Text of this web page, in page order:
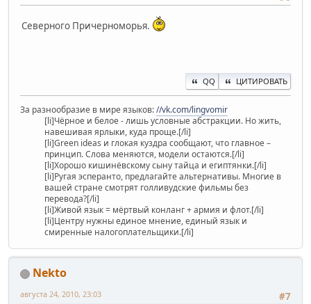
Северного Причерноморья.
QQ ЦИТИРОВАТЬ
За разнообразие в мире языков://vk.com/lingvomir
[li]Чёрное и белое - лишь условные абстракции. Но жить,
навешивая ярлыки, куда проще.[/li]
[li]Green ideas и глокая куздра сообщают, что главное –
принцип. Слова меняются, модели остаются.[/li]
[li]Хорошо кишинёвскому сыну тайца и египтянки.[/li]
[li]Ругая эсперанто, предлагайте альтернативы. Многие в
вашей стране смотрят голливудские фильмы без
перевода?[/li]
[li]Живой язык = мёртвый конланг + армия и флот.[/li]
[li]Центру нужны единое мнение, единый язык и
смиренные налогоплательщики.[/li]
Nekto
#7
августа 24, 2010, 23:03